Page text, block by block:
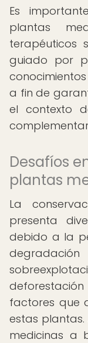
Es
plantas
terapéuticos
guiado por
a fin de
el contexto
Desafíos
plantas
La
presenta
debido a la
factores que
estas
medicinas a